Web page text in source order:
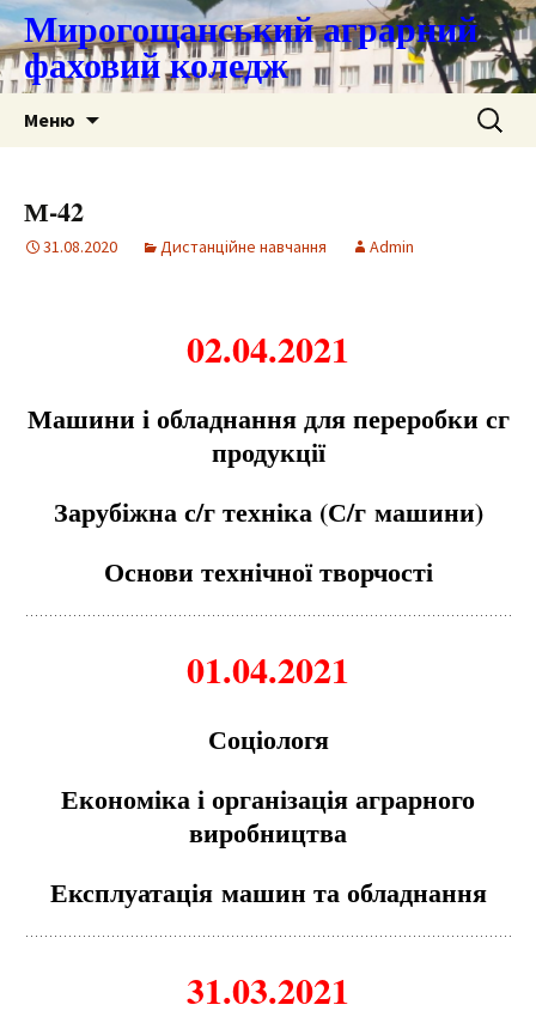
Мирогощанський аграрний
фаховий коледж
Меню Пошук:
М-42
31.08.2020 Дистанційне навчання Admin
02.04.2021
Машини і обладнання для переробки сг
продукції
Зарубіжна с/г техніка (С/г машини)
Основи технічної творчості
01.04.2021
Соціологя
Економіка і організація аграрного
виробництва
Експлуатація машин та обладнання
31.03.2021